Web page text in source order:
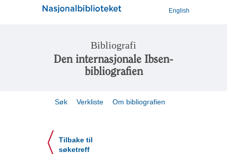
English
Bibliografi
Den internasjonale Ibsen-
bibliografien
Søk Verkliste Om bibliografien
Tilbake til
søketreff